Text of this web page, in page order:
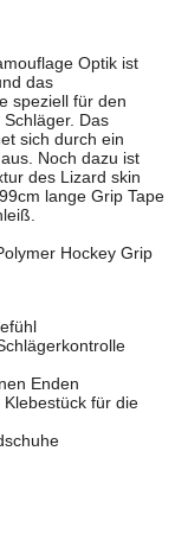
Optik ist
das
speziell für den
Das
sich durch ein
Noch dazu ist
des Lizard skin
lange Grip Tape
Hockey Grip
Enden
für die